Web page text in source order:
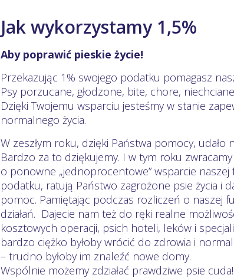
Jak wykorzystamy 1,5%
Aby poprawić pieskie życie!
Przekazując 1% swojego podatku pomagasz
Psy porzucane, głodzone, bite, chore,
Dzięki Twojemu wsparciu jesteśmy w stanie
normalnego życia.
W zeszłym roku, dzięki Państwa pomocy, udało
Bardzo za to dziękujemy. I w tym roku
o ponowne „jednoprocentowe” wsparcie naszej
podatku, ratują Państwo zagrożone psie życia i
pomoc. Pamiętając podczas rozliczeń o naszej
działań. Dajecie nam też do ręki realne
kosztowych operacji, psich hoteli, leków i
bardzo ciężko byłoby wrócić do zdrowia i
– trudno byłoby im znaleźć nowe domy.
Wspólnie możemy zdziałać prawdziwe psie cuda!